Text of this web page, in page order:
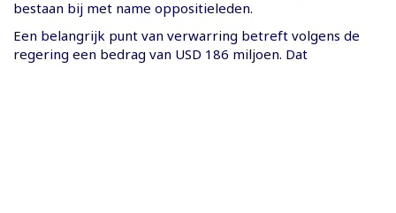
bestaan bij met name oppositieleden.
Een belangrijk punt van verwarring betreft volgens de
regering een bedrag van USD 186 miljoen. Dat